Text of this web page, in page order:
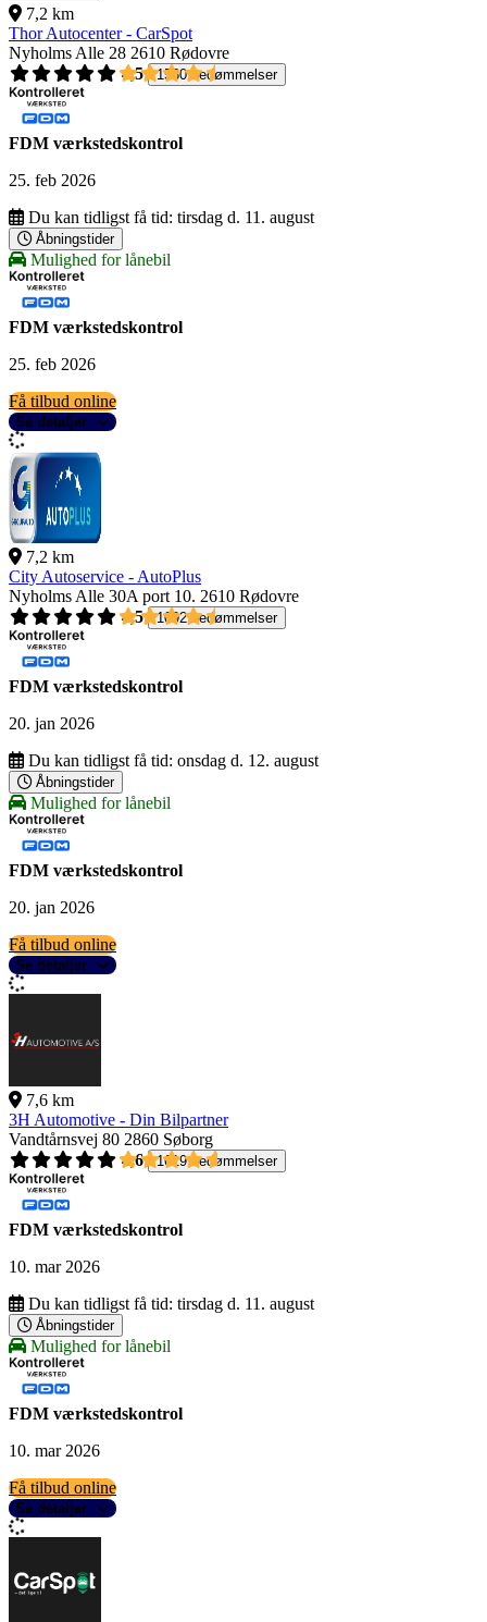
7,2 km
Thor Autocenter - CarSpot
Nyholms Alle 28 2610 Rødovre
4,5
1560 bedømmelser
FDM værkstedskontrol
25. feb 2026
Du kan tidligst få tid: tirsdag d. 11. august
Åbningstider
Mulighed for lånebil
FDM værkstedskontrol
25. feb 2026
Få tilbud online
Se detaljer
7,2 km
City Autoservice - AutoPlus
Nyholms Alle 30A port 10. 2610 Rødovre
4,5
1092 bedømmelser
FDM værkstedskontrol
20. jan 2026
Du kan tidligst få tid: onsdag d. 12. august
Åbningstider
Mulighed for lånebil
FDM værkstedskontrol
20. jan 2026
Få tilbud online
Se detaljer
7,6 km
3H Automotive - Din Bilpartner
Vandtårnsvej 80 2860 Søborg
4,6
1619 bedømmelser
FDM værkstedskontrol
10. mar 2026
Du kan tidligst få tid: tirsdag d. 11. august
Åbningstider
Mulighed for lånebil
FDM værkstedskontrol
10. mar 2026
Få tilbud online
Se detaljer